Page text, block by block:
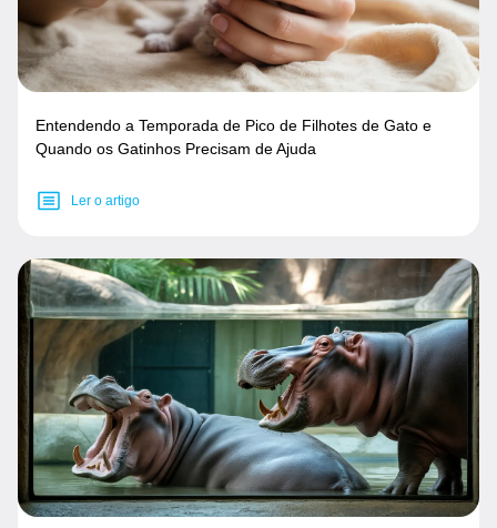
Entendendo a Temporada de Pico de Filhotes de Gato e
Quando os Gatinhos Precisam de Ajuda
Ler o artigo